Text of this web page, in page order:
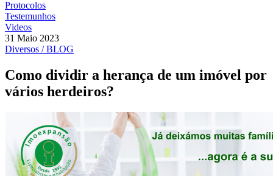
Protocolos
Testemunhos
Videos
31 Maio 2023
Diversos / BLOG
Como dividir a herança de um imóvel por
vários herdeiros?